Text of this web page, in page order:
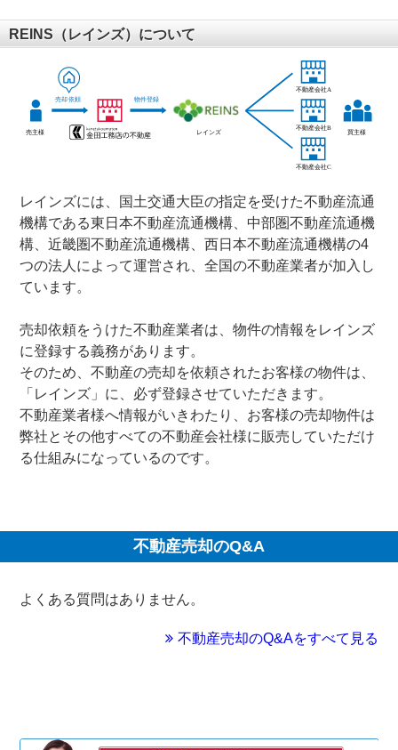
REINS（レインズ）について
レインズには、国土交通大臣の指定を受けた不動産流通
機構である東日本不動産流通機構、中部圏不動産流通機
構、近畿圏不動産流通機構、西日本不動産流通機構の4
つの法人によって運営され、全国の不動産業者が加入し
ています。
売却依頼をうけた不動産業者は、物件の情報をレインズ
に登録する義務があります。
そのため、不動産の売却を依頼されたお客様の物件は、
「レインズ」に、必ず登録させていただきます。
不動産業者様へ情報がいきわたり、お客様の売却物件は
弊社とその他すべての不動産会社様に販売していただけ
る仕組みになっているのです。
不動産売却のQ&A
よくある質問はありません。
不動産売却のQ&Aをすべて見る